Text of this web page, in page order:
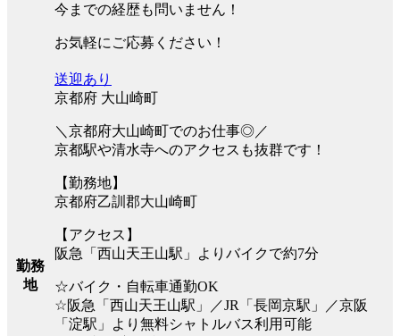
今までの経歴も問いません！
お気軽にご応募ください！
勤務
地
送迎あり
京都府 大山崎町
＼京都府大山崎町でのお仕事◎／
京都駅や清水寺へのアクセスも抜群です！
【勤務地】
京都府乙訓郡大山崎町
【アクセス】
阪急「西山天王山駅」よりバイクで約7分
☆バイク・自転車通勤OK
☆阪急「西山天王山駅」／JR「長岡京駅」／京阪
「淀駅」より無料シャトルバス利用可能